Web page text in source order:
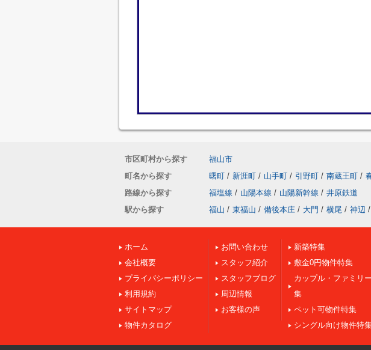
市区町村から探す
福山市
町名から探す
曙町 / 新涯町 / 山手町 / 引野町 / 南蔵王町 /
路線から探す
福塩線 / 山陽本線 / 山陽新幹線 / 井原鉄道
駅から探す
福山 / 東福山 / 備後本庄 / 大門 / 横尾 / 神辺 /
ホーム
会社概要
プライバシーポリシー
利用規約
サイトマップ
物件カタログ
お問い合わせ
スタッフ紹介
スタッフブログ
周辺情報
お客様の声
新築特集
敷金0円物件特集
カップル・ファミリ
集
ペット可物件特集
シングル向け物件特